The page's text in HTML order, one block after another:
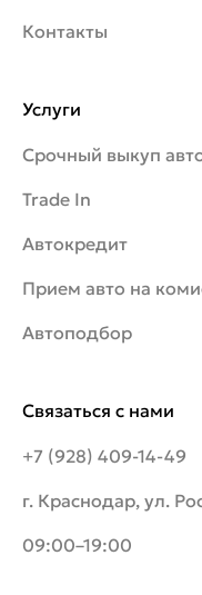
Контакты
Связаться с нами
+7 (928) 409-14-49
г. Краснодар, ул.
09:00–19:00
Услуги
Срочный выкуп
Trade In
Автокредит
Прием авто на
Автоподбор